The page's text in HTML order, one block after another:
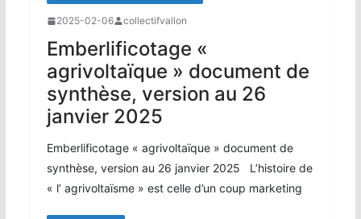
2025-02-06 collectifvallon
Emberlificotage «
agrivoltaïque » document de
synthèse, version au 26
janvier 2025
Emberlificotage « agrivoltaïque » document de
synthèse, version au 26 janvier 2025 L’histoire de
« l’ agrivoltaïsme » est celle d’un coup marketing